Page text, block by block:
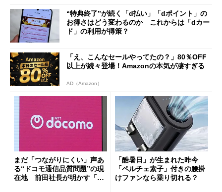
“特典終了”が続く「d払い」「dポイント」の
お得さはどう変わるのか これからは「dカー
ド」の利用が得策？
「え、こんなセールやってたの？」80％OFF
以上が続々登場！Amazonの本気が凄すぎる
AD（Amazon）
まだ「つながりにくい」声あ
る“ドコモ通信品質問題”の現
在地 前田社長が明かす「道
「酷暑日」が生まれた昨今
「ペルチェ素子」付きの腰掛
けファンなら乗り切れる？